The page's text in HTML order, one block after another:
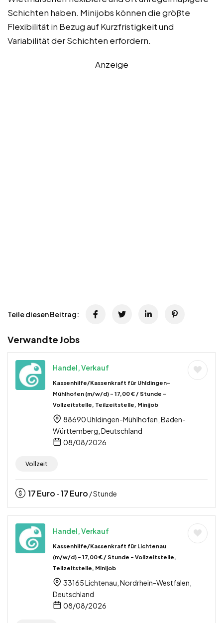
Schichten haben. Minijobs können die größte
Flexibilität in Bezug auf Kurzfristigkeit und
Variabilität der Schichten erfordern.
Anzeige
Teile diesen Beitrag:
Verwandte Jobs
Handel, Verkauf
Kassenhilfe/Kassenkraft für Uhldingen-
Mühlhofen (m/w/d) – 17,00 € / Stunde –
Vollzeitstelle, Teilzeitstelle, Minijob
88690 Uhldingen-Mühlhofen, Baden-
Württemberg, Deutschland
08/08/2026
Vollzeit
17Euro -17Euro / Stunde
Handel, Verkauf
Kassenhilfe/Kassenkraft für Lichtenau
(m/w/d) – 17,00 € / Stunde – Vollzeitstelle,
Teilzeitstelle, Minijob
33165 Lichtenau, Nordrhein-Westfalen,
Deutschland
08/08/2026